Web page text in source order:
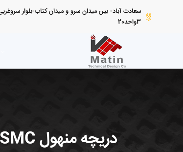
3واحد20
دریچه منهول SMC با قطر 26.5 لولایی سانتیمتر به همراه فریم 7 کیلوگرم کلاس D400